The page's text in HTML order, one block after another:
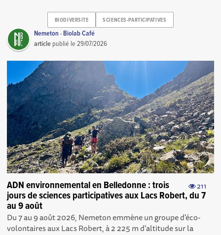
BIODIVERSITE SCIENCES-PARTICIPATIVES
Nemeton · Biolab Café
article publié le29/07/2026
211
ADN environnemental en Belledonne : trois
jours de sciences participatives aux Lacs Robert, du 7
au 9 août
Du 7 au 9 août 2026, Nemeton emmène un groupe d'éco-
volontaires aux Lacs Robert, à 2 225 m d'altitude sur la